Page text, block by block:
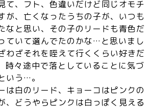
て、フト、色違いだけど同じオモチ
が、亡くなったうちの子が、いつも
なと思い、その子のリードも青色だ
ていて選んでたのかな…と思いまし
わざそれを咥えて行くくらい好きだ
時々途中で落としていることに気づ
いう…。
は白のリード、キョーコはピンクの
、どうやらピンクは白っぽく見える